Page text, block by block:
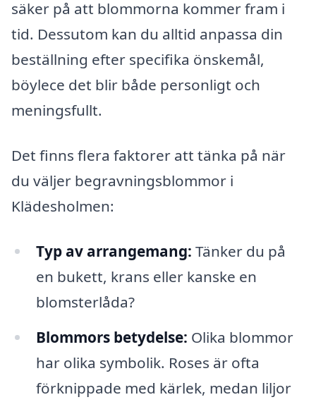
säker på att blommorna kommer fram i
tid. Dessutom kan du alltid anpassa din
beställning efter specifika önskemål,
böylece det blir både personligt och
meningsfullt.
Det finns flera faktorer att tänka på när
du väljer begravningsblommor i
Klädesholmen:
Typ av arrangemang: Tänker du på
en bukett, krans eller kanske en
blomsterlåda?
Blommors betydelse: Olika blommor
har olika symbolik. Roses är ofta
förknippade med kärlek, medan liljor